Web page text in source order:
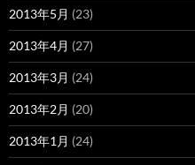
2013年5月 (23)
2013年4月 (27)
2013年3月 (24)
2013年2月 (20)
2013年1月 (24)